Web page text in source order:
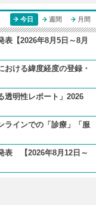
今日 週間 月間
【2026年8月5日～8月
おける緯度経度の登録・
透明性レポート」2026
ラインでの「診療」「服
表 【2026年8月12日～